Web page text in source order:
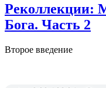
Реколлекции:
Бога. Часть 2
Второе введение